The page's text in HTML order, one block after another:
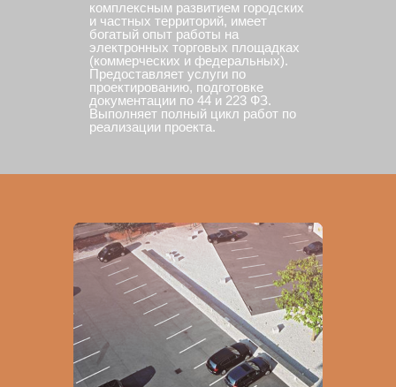
комплексным развитием городских
и частных территорий, имеет
богатый опыт работы на
электронных торговых площадках
(коммерческих и федеральных).
Предоставляет услуги по
проектированию, подготовке
документации по 44 и 223 ФЗ.
Выполняет полный цикл работ по
реализации проекта.